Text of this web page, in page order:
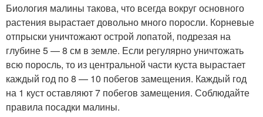
Биология малины такова, что всегда вокруг основного
растения вырастает довольно много поросли. Корневые
отпрыски уничтожают острой лопатой, подрезая на
глубине 5 — 8 см в земле. Если регулярно уничтожать
всю поросль, то из центральной части куста вырастает
каждый год по 8 — 10 побегов замещения. Каждый год
на 1 куст оставляют 7 побегов замещения. Соблюдайте
правила посадки малины.